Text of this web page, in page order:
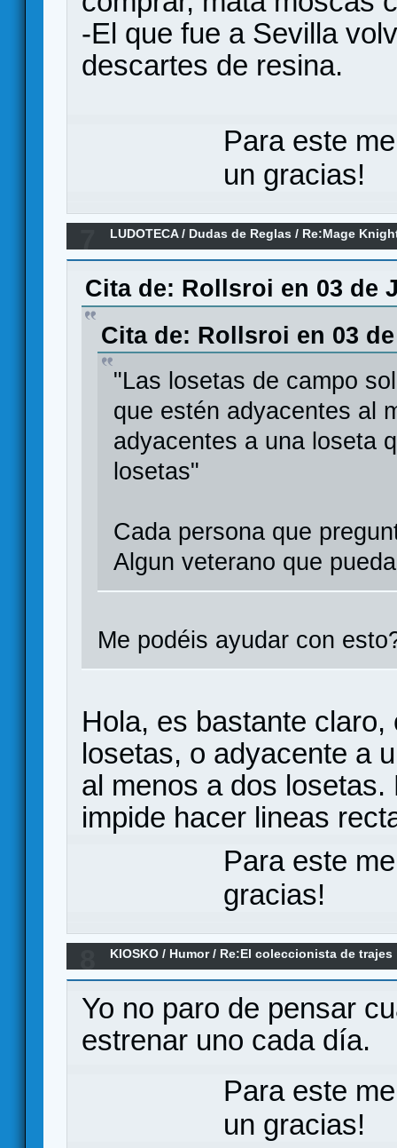
-El que fue a Sevilla
descartes de resina.
Para este
un gracias!
LUDOTECA/ Dudas de Reglas / Re:Mage
Cita de: Rollsroi en 03 de
Cita de: Rollsroi en 03
"Las losetas de campo
que estén adyacentes al
adyacentes a una loseta
losetas"
Cada persona que
Algun veterano que
Me podéis ayudar con
Hola, es bastante
losetas, o adyacente a
al menos a dos
impide hacer lineas
Para este
gracias!
KIOSKO / Humor/ Re:El coleccionista de trajes
Yo no paro de pensar
estrenar uno cada día.
Para este
un gracias!